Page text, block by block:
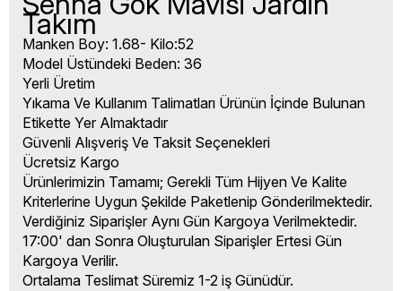
Takım
Manken Boy: 1.68- Kilo:52
Model Üstündeki Beden: 36
Yerli Üretim
Yıkama Ve Kullanım Talimatları Ürünün İçinde Bulunan
Etikette Yer Almaktadır
Güvenli Alışveriş Ve Taksit Seçenekleri
Ücretsiz Kargo
Ürünlerimizin Tamamı; Gerekli Tüm Hijyen Ve Kalite
Kriterlerine Uygun Şekilde Paketlenip Gönderilmektedir.
Verdiğiniz Siparişler Aynı Gün Kargoya Verilmektedir.
17:00' dan Sonra Oluşturulan Siparişler Ertesi Gün
Kargoya Verilir.
Ortalama Teslimat Süremiz 1-2 iş Günüdür.